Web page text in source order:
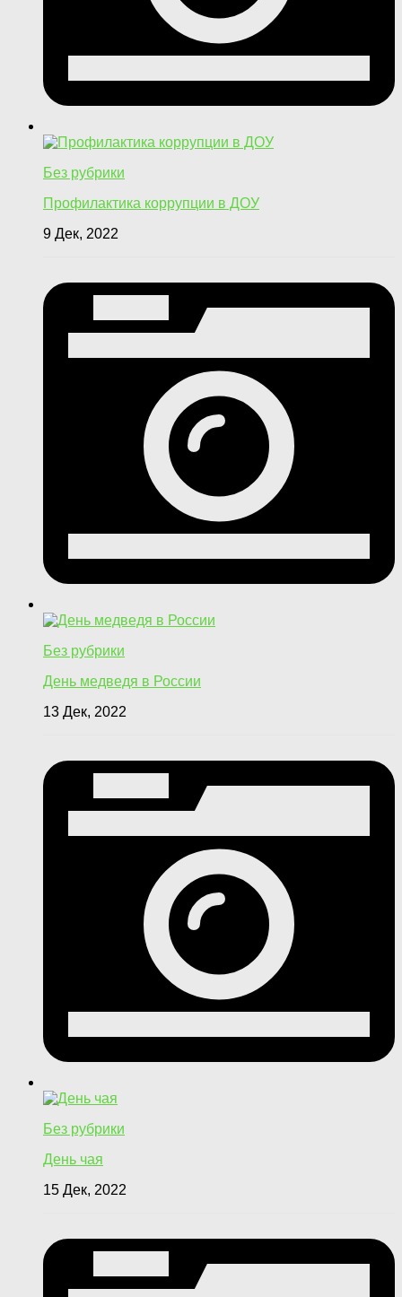
Без рубрики
Профилактика коррупции в ДОУ
9 Дек, 2022
Без рубрики
День медведя в России
13 Дек, 2022
Без рубрики
День чая
15 Дек, 2022